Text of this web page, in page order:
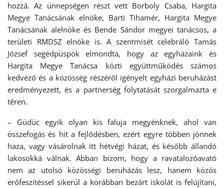
hozzá. Az ünnepségen részt vett Borboly Csaba, Hargita
Megye Tanácsának elnöke, Barti Tihamér, Hargita Megye
Tanácsának alelnöke és Bende Sándor megyei tanácsos, a
területi RMDSZ elnöke is. A szentmisét celebráló Tamás
József segédpüspök elmondta, hogy az egyházaink és
Hargita Megye Tanácsa közti együttműködés számos
kedvező és a közösség részéről igényelt egyházi beruházást
eredményezett, és a partnerség folytatását szorgalmazta e
téren.
– Güdüc egyik olyan kis faluja megyénknek, ahol van
összefogás és hit a fejlődésben, ezért egyre többen jönnek
haza, vagy vásárolnak itt hétvégi házat, és később állandó
lakosokká válnak. Abban bízom, hogy a ravatalozóavató
nem az utolsó közösségi beruházás lesz, hanem közös
erőfeszítéssel sikerül a korábban bezárt iskolát is felújítani,